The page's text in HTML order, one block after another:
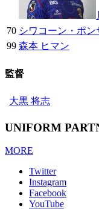
70 シワコーン・ポン
99 森本 ヒマン
監督
大黒 将志
UNIFORM
MORE
Twitter
Instagram
Facebook
YouTube